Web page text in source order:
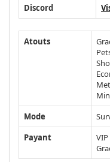
Discord
Atouts
Mode
Payant
VIP